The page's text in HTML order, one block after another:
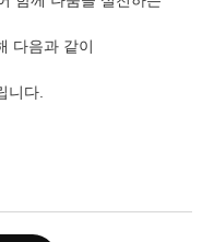
다음과 같이
니다